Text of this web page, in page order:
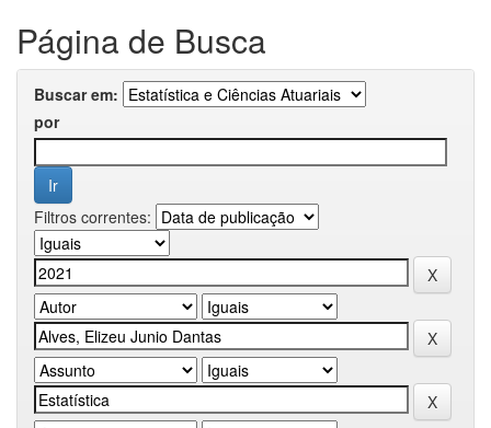
Página de Busca
Buscar em:
por
Filtros correntes: